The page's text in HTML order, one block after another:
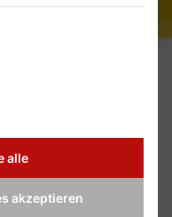
Gruppen, für die eine
alle
akzeptieren